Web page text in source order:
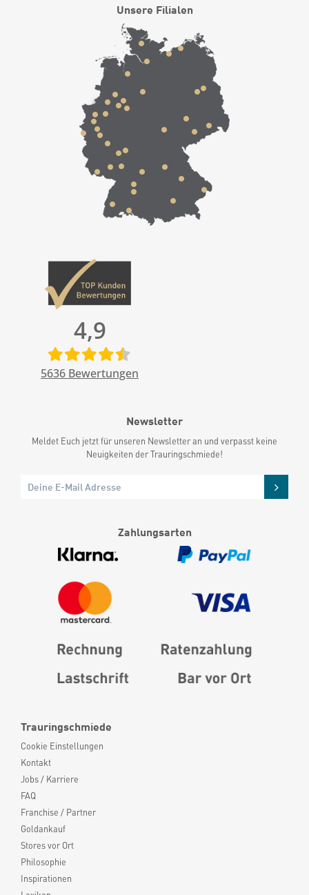
Trauringschmiede
Cookie Einstellungen
Kontakt
Jobs / Karriere
FAQ
Franchise / Partner
Goldankauf
Stores vor Ort
Philosophie
Inspirationen
Unsere Filialen
4,9
5636 Bewertungen
Newsletter
Meldet Euch jetzt für unseren Newsletter an und verpasst keine
Neuigkeiten der Trauringschmiede!
Zahlungsarten